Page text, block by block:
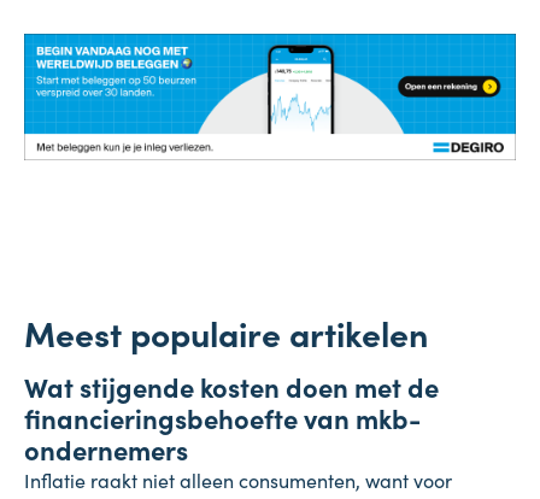
Meest populaire artikelen
4 augustus 2026
Onderneming
Wat stijgende kosten doen met de
financieringsbehoefte van mkb-
ondernemers
Inflatie raakt niet alleen consumenten, want voor